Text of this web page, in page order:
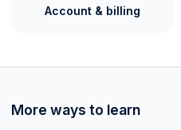
Account & billing
More ways to learn